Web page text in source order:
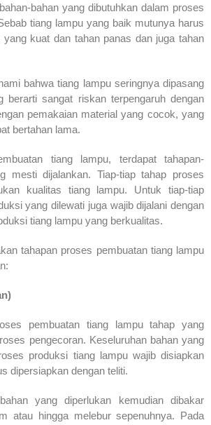
bahan yang dibutuhkan dalam proses
tiang lampu yang baik mutunya harus
yang kuat dan tahan panas dan juga tahan
bahwa tiang lampu seringnya dipasang
berarti sangat riskan terpengaruh dengan
pemakaian material yang cocok, yang
bertahan lama.
tiang lampu, terdapat tahapan-
mesti dijalankan. Tiap-tiap tahap proses
kualitas tiang lampu. Untuk tiap-tiap
yang dilewati juga wajib dijalani dengan
tiang lampu yang berkualitas.
tahapan proses pembuatan tiang lampu
pembuatan tiang lampu tahap yang
pengecoran. Keseluruhan bahan yang
produksi tiang lampu wajib disiapkan
dipersiapkan dengan teliti.
yang diperlukan kemudian dibakar
atau hingga melebur sepenuhnya. Pada